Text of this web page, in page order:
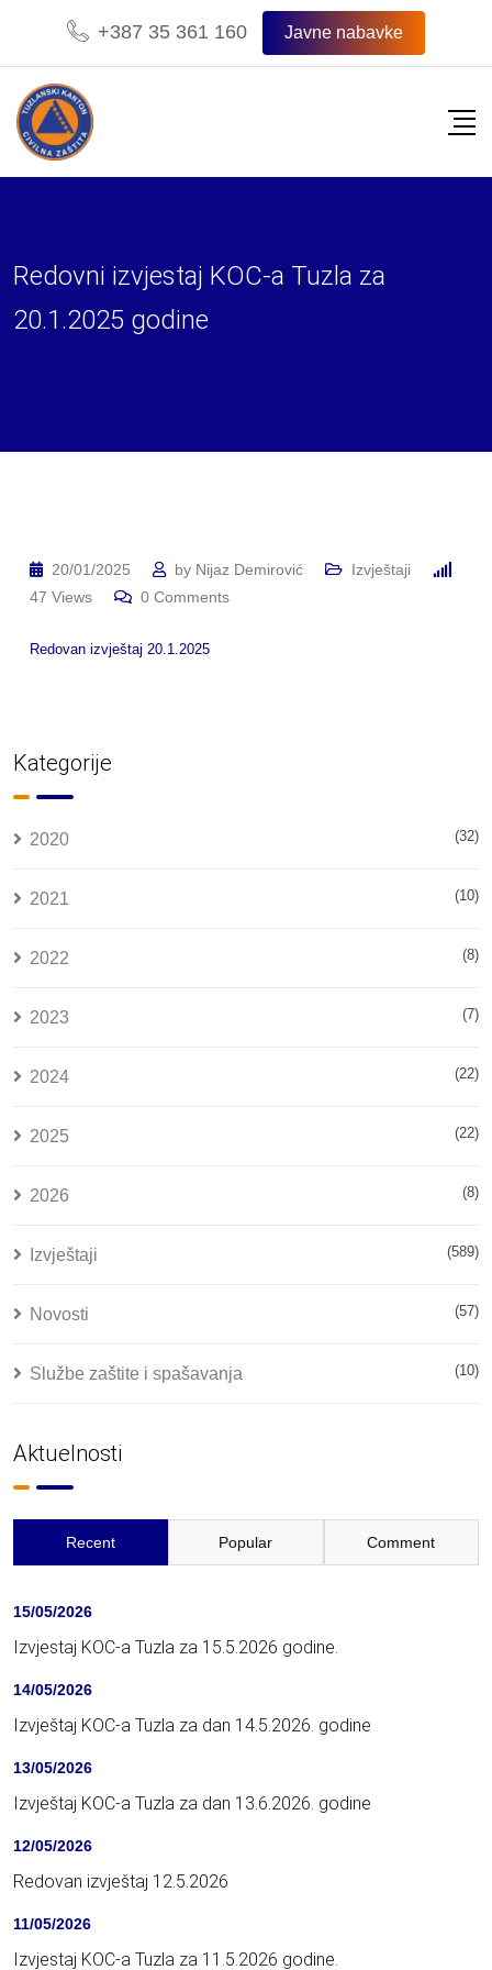
content
+387 35 361 160 Javne nabavke
Redovni izvjestaj KOC-a Tuzla za
20.1.2025 godine
20/01/2025 by Nijaz Demirović
Izvještaji
47 Views 0 Comments
Redovan izvještaj 20.1.2025
Kategorije
2020 (32)
2021 (10)
2022 (8)
2023 (7)
2024 (22)
2025 (22)
2026 (8)
Izvještaji (589)
Novosti (57)
Službe zaštite i spašavanja (10)
Aktuelnosti
Recent Popular Comment
15/05/2026
Izvjestaj KOC-a Tuzla za 15.5.2026 godine.
14/05/2026
Izvještaj KOC-a Tuzla za dan 14.5.2026. godine
13/05/2026
Izvještaj KOC-a Tuzla za dan 13.6.2026. godine
12/05/2026
Redovan izvještaj 12.5.2026
11/05/2026
Izvjestaj KOC-a Tuzla za 11.5.2026 godine.